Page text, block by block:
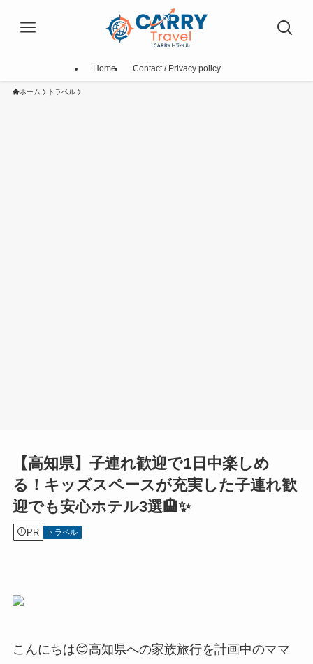
Home Contact / Privacy policy
ホーム トラベル
【高知県】子連れ歓迎で1日中楽しめ
る！キッズスペースが充実した子連れ歓
迎でも安心ホテル3選🏨✨
PR トラベル
こんにちは😊高知県への家族旅行を計画中のママ